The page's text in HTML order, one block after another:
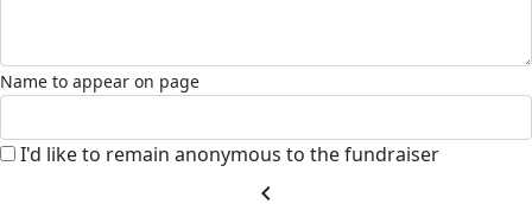
Name to appear on page
I'd like to remain anonymous to the fundraiser
chevron_left